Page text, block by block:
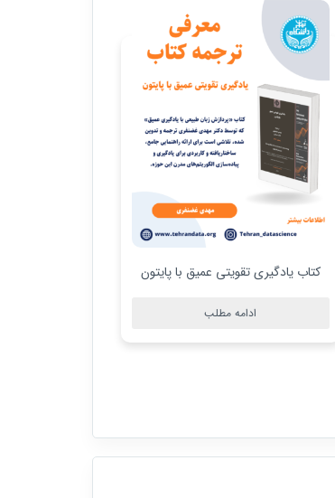
کتاب پردازش زبان طبیعی با یادگیری